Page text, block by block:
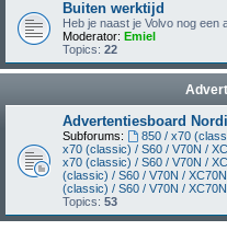
Buiten werktijd
Heb je naast je Volvo nog een
Moderator: Emiel
Topics: 22
Advertentiesboard
Subforums: 850 / x70
x70 (classic) / S60 / V70N /
x70 (classic) / S60 / V70N /
(classic) / S60 / V70N /
(classic) / S60 / V70N / XC70N
Topics: 53